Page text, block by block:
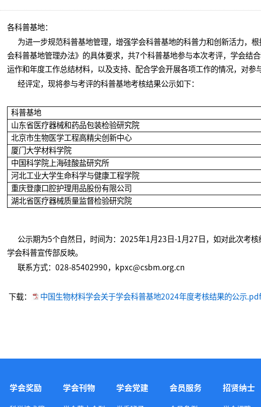
各科普基地：
为进一步规范科普基地管理，增强学会科普基地的科普力和创新活力，
会科普基地管理办法》的具体要求，共7个科普基地参与本次考评，学会结
运作和年度工作总结材料，以及支持、配合学会开展各项工作的情况，对参
经评定，现将参与考评的科普基地考核结果公示如下：
科普基地
山东省医疗器械和药品包装检验研究院
北京市生物医学工程高精尖创新中心
厦门大学材料学院
中国科学院上海硅酸盐研究所
河北工业大学生命科学与健康工程学院
重庆登康口腔护理用品股份有限公司
湖北省医疗器械质量监督检验研究院
公示期为5个自然日，时间为：2025年1月23日-1月27日，如对此次考核
学会科普宣传部反映。
联系方式：028-85402990，kpxc@csbm.org.cn
下载：
中国生物材料学会关于学会科普基地2024年度考核结果的公示.pdf
学会奖励 学会刊物 学会党建 会员服务 招贤纳士